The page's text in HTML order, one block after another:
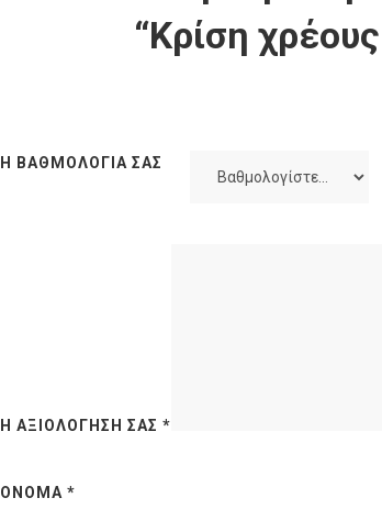
“Κρίση
Η ΒΑΘΜΟΛΟΓΊΑ ΣΑΣ
Η ΑΞΙΟΛΌΓΗΣΉ ΣΑΣ *
ΌΝΟΜΑ *